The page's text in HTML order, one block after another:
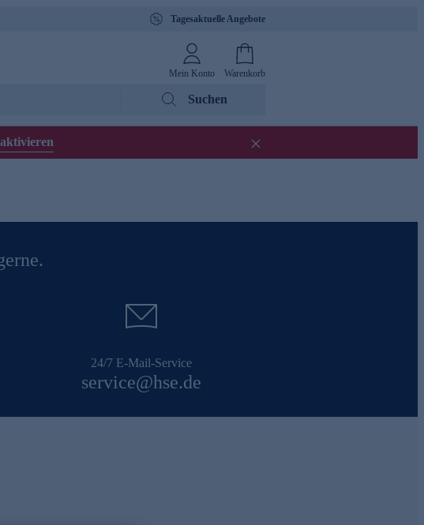
Tagesaktuelle Angebote
Mein Konto Warenkorb
Suchen
24/7 E-Mail-Service
service@hse.de